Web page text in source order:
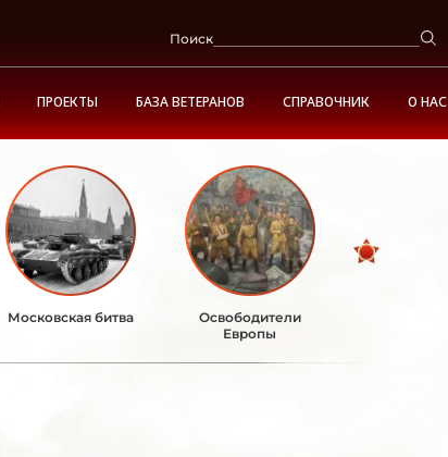
Поиск
ПРОЕКТЫ БАЗА ВЕТЕРАНОВ СПРАВОЧНИК О НАС
Московская битва
Освободители
Европы